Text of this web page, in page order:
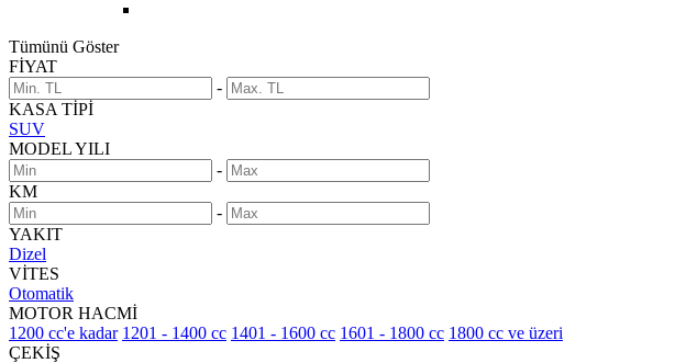
Tümünü Göster
FİYAT
-
KASA TİPİ
SUV
MODEL YILI
-
KM
-
YAKIT
Dizel
VİTES
Otomatik
MOTOR HACMİ
1200 cc'e kadar 1201 - 1400 cc 1401 - 1600 cc 1601 - 1800 cc 1800 cc ve üzeri
ÇEKİŞ